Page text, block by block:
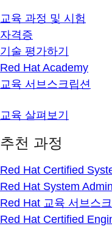
교육 과정 및 시험
자격증
기술 평가하기
Red Hat Academy
교육 서브스크립션
교육 살펴보기
추천 과정
Red Hat Certified
Red Hat System
Red Hat 교육 서브스
Red Hat Certified